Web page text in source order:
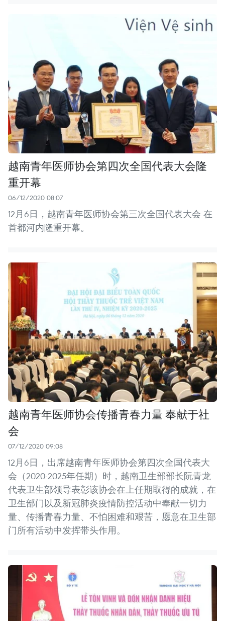
越南青年医师协会第四次全国代表大会隆
重开幕
06/12/2020 08:07
12月6日，越南青年医师协会第三次全国代表大会 在
首都河内隆重开幕。
越南青年医师协会传播青春力量 奉献于社
会
07/12/2020 09:08
12月6日，出席越南青年医师协会第四次全国代表大
会（2020-2025年任期）时，越南卫生部部长阮青龙
代表卫生部领导表彰该协会在上任期取得的成就，在
卫生部门以及新冠肺炎疫情防控活动中奉献一切力
量、传播青春力量、不怕困难和艰苦，愿意在卫生部
门所有活动中发挥带头作用。